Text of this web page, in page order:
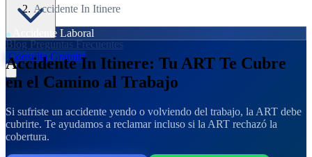
BlogPreguntas Frecuentes
Consulta Gratuita
Accidente In Itinere
Accidente Laboral
Accidente In Itinere: Tu ART Te Cubre
en el Camino al Trabajo
Si sufriste un accidente yendo o volviendo del trabajo, la ART debe
cubrirte. Te ayudamos a reclamar incluso si la ART rechazó la
cobertura.